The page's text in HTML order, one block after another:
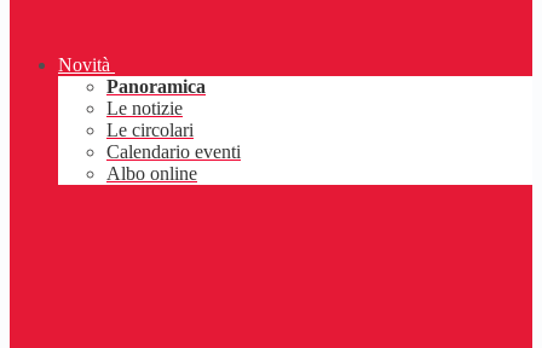
Novità
Panoramica
Le notizie
Le circolari
Calendario eventi
Albo online